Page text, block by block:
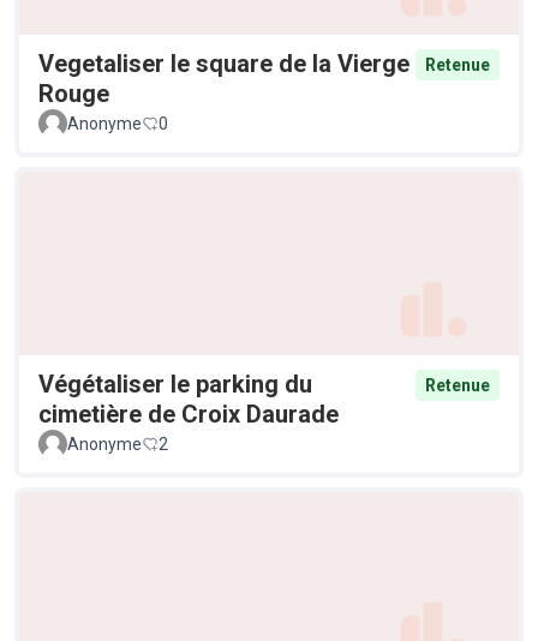
Vegetaliser le square de la Vierge
Rouge
Retenue
Anonyme 0
Végétaliser le parking du
cimetière de Croix Daurade
Retenue
Anonyme 2